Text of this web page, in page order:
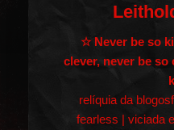
☆ Never be so
clever, never be
relíquia da
fearless | viciada